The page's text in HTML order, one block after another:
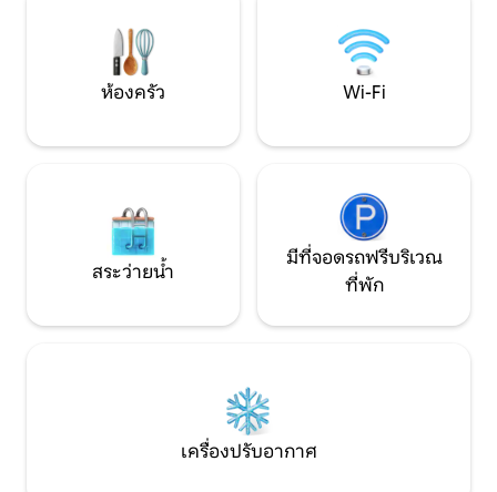
เพลิดเพลินกับการดูดาวท่ามกลาง
ห้องครัว Wi-Fi
สระว่ายน้ำ
มีที่จอดรถฟรีบริเวณ
ที่พัก
เครื่องปรับอากาศ